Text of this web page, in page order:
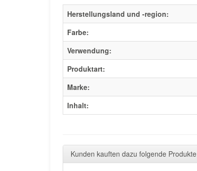
Herstellungsland und -region:
Farbe:
Verwendung:
Produktart:
Marke:
Inhalt:
Kunden kauften dazu folgende Produkte